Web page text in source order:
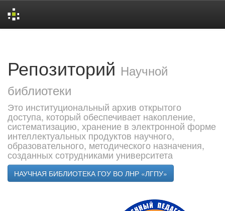
Репозиторий Научной
библиотеки
Это институциональный архив открытого
доступа, который обеспечивает накопление,
систематизацию, хранение в электронной форме
интеллектуальных продуктов научного,
образовательного, методического назначения,
созданных сотрудниками университета
НАУЧНАЯ БИБЛИОТЕКА ГОУ ВО ЛНР «ЛГПУ»